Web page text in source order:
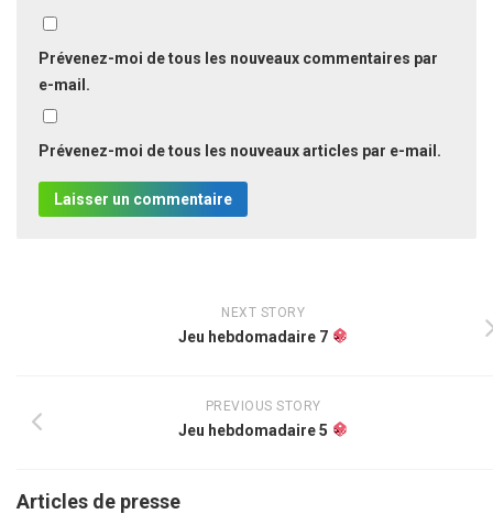
Prévenez-moi de tous les nouveaux commentaires par
e-mail.
Prévenez-moi de tous les nouveaux articles par e-mail.
NEXT STORY
Jeu hebdomadaire 7
PREVIOUS STORY
Jeu hebdomadaire 5
Articles de presse